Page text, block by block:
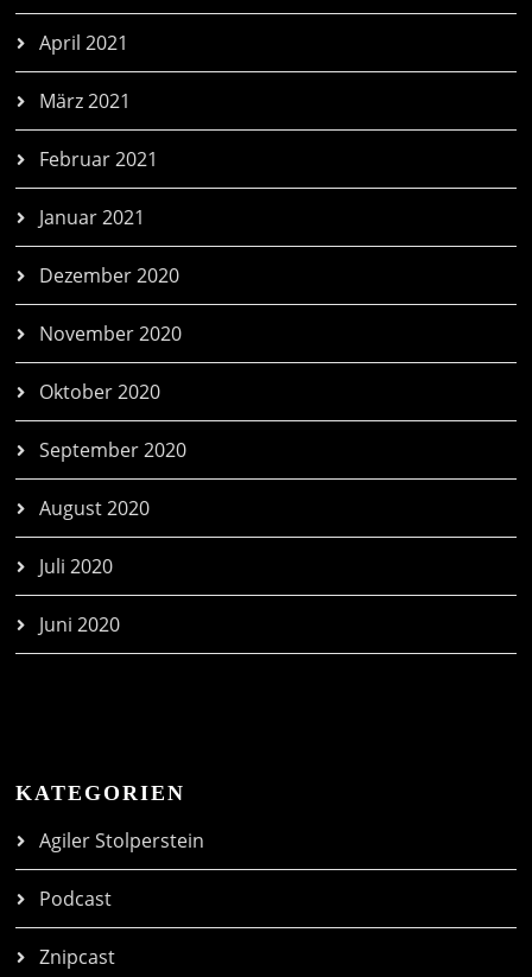
April 2021
März 2021
Februar 2021
Januar 2021
Dezember 2020
November 2020
Oktober 2020
September 2020
August 2020
Juli 2020
Juni 2020
KATEGORIEN
Agiler Stolperstein
Podcast
Znipcast